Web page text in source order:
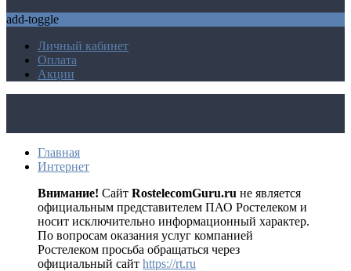
add-toggle
Личный кабинет
Оплата
Акции
Главная
Интернет
Внимание! Сайт RostelecomGuru.ru не является
официальным представителем ПАО Ростелеком и
носит исключительно информационный характер.
По вопросам оказания услуг компанией
Ростелеком просьба обращаться через
официальный сайт https://rt.ru